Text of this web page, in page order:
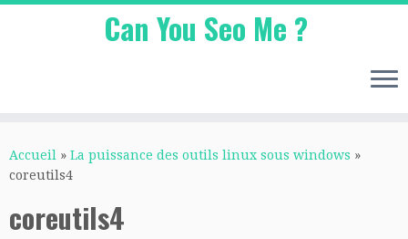
au
contenu
Can You Seo Me ?
Accueil » La puissance des outils linux sous windows »
coreutils4
coreutils4